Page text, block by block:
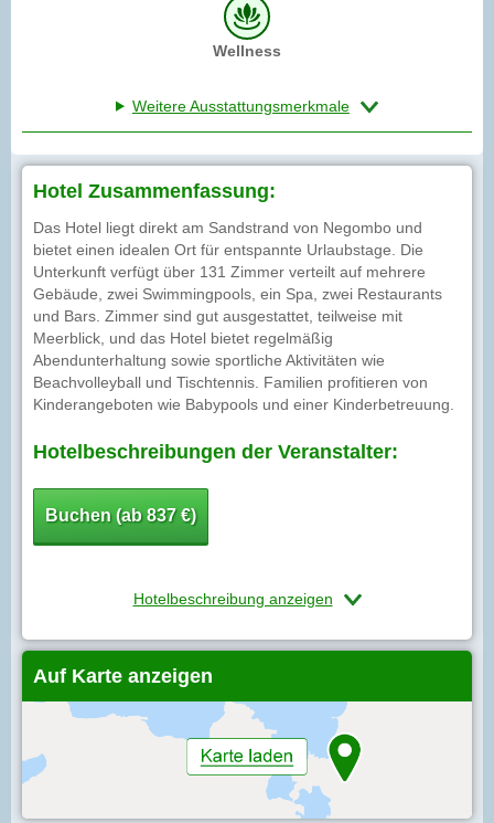
Wellness
Weitere Ausstattungsmerkmale
Hotel Zusammenfassung:
Das Hotel liegt direkt am Sandstrand von Negombo und
bietet einen idealen Ort für entspannte Urlaubstage. Die
Unterkunft verfügt über 131 Zimmer verteilt auf mehrere
Gebäude, zwei Swimmingpools, ein Spa, zwei Restaurants
und Bars. Zimmer sind gut ausgestattet, teilweise mit
Meerblick, und das Hotel bietet regelmäßig
Abendunterhaltung sowie sportliche Aktivitäten wie
Beachvolleyball und Tischtennis. Familien profitieren von
Kinderangeboten wie Babypools und einer Kinderbetreuung.
Hotelbeschreibungen der Veranstalter:
Buchen (ab 837 €)
Hotelbeschreibung anzeigen
Auf Karte anzeigen